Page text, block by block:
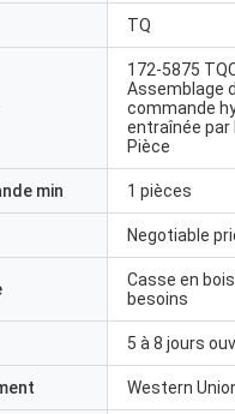
TQ
172-5875
Assemblage
commande
entraînée par
Pièce
min 1 pièces
Negotiable
Casse en
besoins
5 à 8 jours
Western